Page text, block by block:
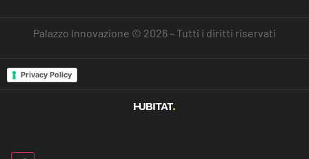
Palazzo Innovazione © 2026 – Tutti i diritti riservati
Privacy Policy